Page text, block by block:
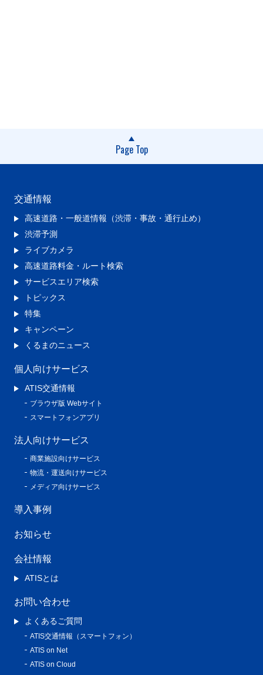
Page Top
交通情報
高速道路・一般道情報（渋滞・事故・通行止め）
渋滞予測
ライブカメラ
高速道路料金・ルート検索
サービスエリア検索
トピックス
特集
キャンペーン
くるまのニュース
個人向けサービス
ATIS交通情報
ブラウザ版 Webサイト
スマートフォンアプリ
法人向けサービス
商業施設向けサービス
物流・運送向けサービス
メディア向けサービス
導入事例
お知らせ
会社情報
ATISとは
お問い合わせ
よくあるご質問
ATIS交通情報（スマートフォン）
ATIS on Net
ATIS on Cloud